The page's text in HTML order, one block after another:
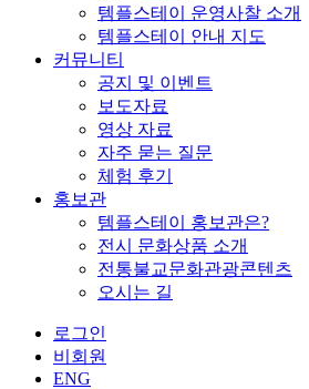
템플스테이 운영사찰 소개
템플스테이 안내 지도
커뮤니티
공지 및 이벤트
보도자료
영상 자료
자주 묻는 질문
체험 후기
홍보관
템플스테이 홍보관은?
전시 문화상품 소개
전통불교문화관광콘텐츠
오시는 길
로그인
비회원
ENG